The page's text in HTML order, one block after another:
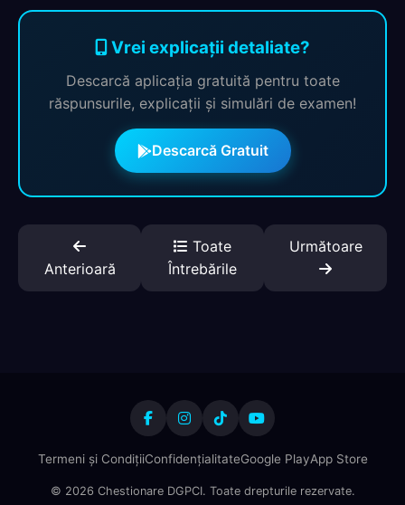
Vrei explicații detaliate?
Descarcă aplicația gratuită pentru toate
răspunsurile, explicații și simulări de examen!
Descarcă Gratuit
Anterioară
Toate
Întrebările
Următoare
Termeni și CondițiiConfidențialitateGoogle PlayApp Store
© 2026 Chestionare DGPCI. Toate drepturile rezervate.